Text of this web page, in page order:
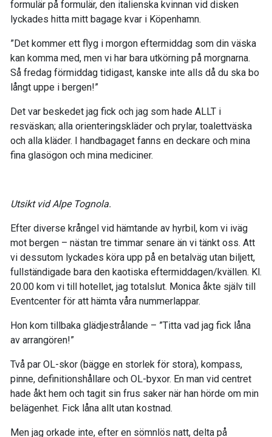
formulär på formulär, den italienska kvinnan vid disken
lyckades hitta mitt bagage kvar i Köpenhamn.
”Det kommer ett flyg i morgon eftermiddag som din väska
kan komma med, men vi har bara utkörning på morgnarna.
Så fredag förmiddag tidigast, kanske inte alls då du ska bo
långt uppe i bergen!”
Det var beskedet jag fick och jag som hade ALLT i
resväskan; alla orienteringskläder och prylar, toalettväska
och alla kläder. I handbagaget fanns en deckare och mina
fina glasögon och mina mediciner.
Utsikt vid Alpe Tognola.
Efter diverse krångel vid hämtande av hyrbil, kom vi iväg
mot bergen – nästan tre timmar senare än vi tänkt oss. Att
vi dessutom lyckades köra upp på en betalväg utan biljett,
fullständigade bara den kaotiska eftermiddagen/kvällen. Kl.
20.00 kom vi till hotellet, jag totalslut. Monica åkte själv till
Eventcenter för att hämta våra nummerlappar.
Hon kom tillbaka glädjestrålande – ”Titta vad jag fick låna
av arrangören!”
Två par OL-skor (bägge en storlek för stora), kompass,
pinne, definitionshållare och OL-byxor. En man vid centret
hade åkt hem och tagit sin frus saker när han hörde om min
belägenhet. Fick låna allt utan kostnad.
Men jag orkade inte, efter en sömnlös natt, delta på